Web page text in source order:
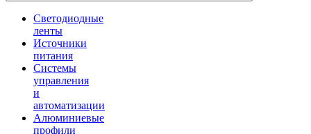
Светодиодные
ленты
Источники
питания
Системы
управления
и
автоматизации
Алюминиевые
профили